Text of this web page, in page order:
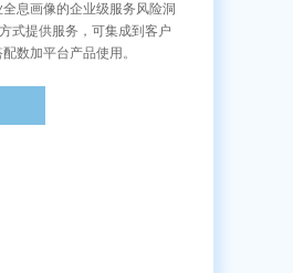
息画像的企业级服务风险洞
式提供服务，可集成到客户
数加平台产品使用。